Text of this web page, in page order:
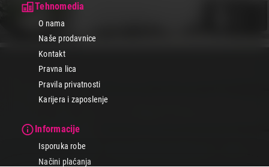
Tehnomedia
O nama
Naše prodavnice
Kontakt
Pravna lica
Pravila privatnosti
Karijera i zaposlenje
Informacije
Isporuka robe
Načini plaćanja